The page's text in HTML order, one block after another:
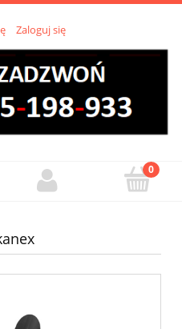
Zaloguj się